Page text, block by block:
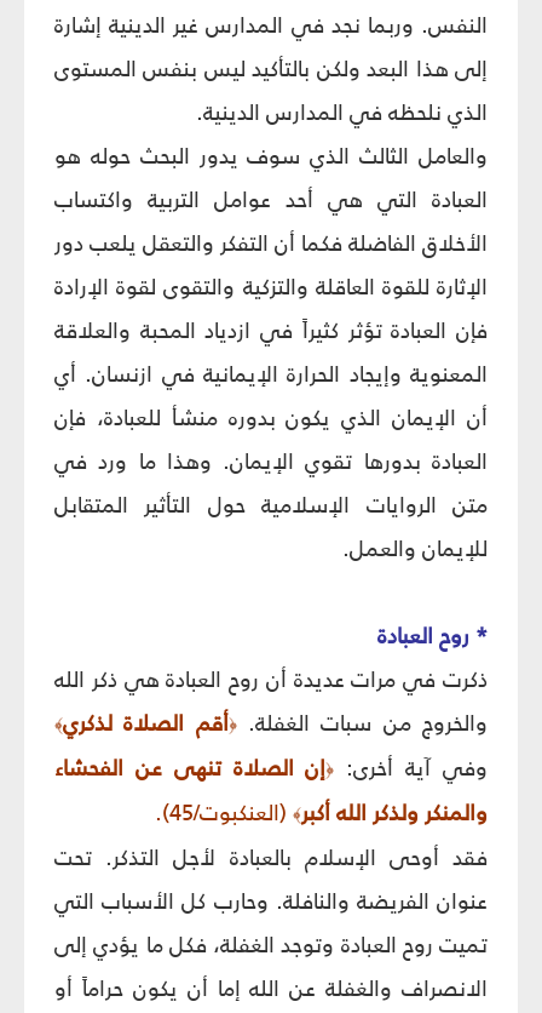
النفس. وربما نجد في المدارس غير الدينية إشارة
إلى هذا البعد ولكن بالتأكيد ليس بنفس المستوى
الذي نلحظه في المدارس الدينية.
والعامل الثالث الذي سوف يدور البحث حوله هو
العبادة التي هي أحد عوامل التربية واكتساب
الأخلاق الفاضلة فكما أن التفكر والتعقل يلعب دور
الإثارة للقوة العاقلة والتزكية والتقوى لقوة الإرادة
فإن العبادة تؤثر كثيراً في ازدياد المحبة والعلاقة
المعنوية وإيجاد الحرارة الإيمانية في ازنسان. أي
أن الإيمان الذي يكون بدوره منشأ للعبادة، فإن
العبادة بدورها تقوي الإيمان. وهذا ما ورد في
متن الروايات الإسلامية حول التأثير المتقابل
للإيمان والعمل.
* روح العبادة
ذكرت في مرات عديدة أن روح العبادة هي ذكر الله
والخروج من سبات الغفلة.﴿أقم الصلاة لذكري﴾
وفي آية أخرى: ﴿إن الصلاة تنهى عن الفحشاء
والمنكر ولذكر الله أكبر﴾ (العنكبوت/45).
فقد أوحى الإسلام بالعبادة لأجل التذكر. تحت
عنوان الفريضة والنافلة. وحارب كل الأسباب التي
تميت روح العبادة وتوجد الغفلة، فكل ما يؤدي إلى
الانصراف والغفلة عن الله إما أن يكون حراماً أو